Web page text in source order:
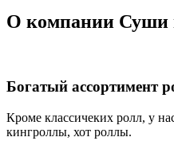
О компании Суши
Богатый ассортимент
Кроме классичеких ролл, у
кингроллы, хот роллы.